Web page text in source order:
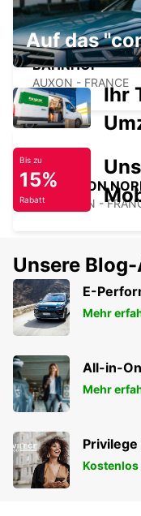
BESANCON
BAHNHOF
AUXON - FRANCE
BESANCON
BESANCON -
MULHOUSE
SAINT-LOUIS -
Auf das
Ihr
Bis zu
15%
Rabatt
Unsere
E-
Mehr
All-in-
Mehr
Kostenlos